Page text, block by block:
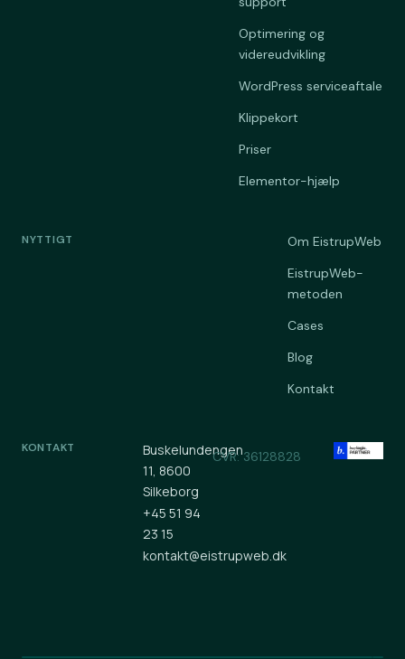
Optimering og
videreudvikling
WordPress serviceaftale
Klippekort
Priser
Elementor-hjælp
NYTTIGT
Om EistrupWeb
EistrupWeb-
metoden
Cases
Blog
Kontakt
KONTAKT
Buskelundengen
11, 8600
Silkeborg
+45 51 94
23 15
kontakt@eistrupweb.dk
CVR: 36128828